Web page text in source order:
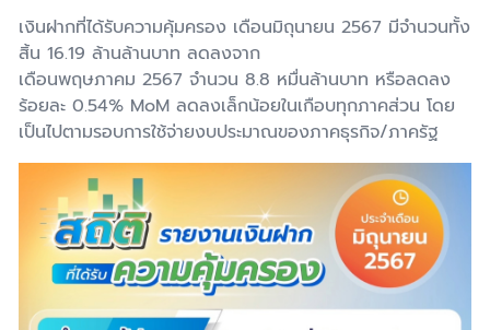
เงินฝากที่ได้รับความคุ้มครอง เดือนมิถุนายน 2567 มีจำนวนทั้ง
สิ้น 16.19 ล้านล้านบาท ลดลงจาก
เดือนพฤษภาคม 2567 จำนวน 8.8 หมื่นล้านบาท หรือลดลง
ร้อยละ 0.54% MoM ลดลงเล็กน้อยในเกือบทุกภาคส่วน โดย
เป็นไปตามรอบการใช้จ่ายงบประมาณของภาคธุรกิจ/ภาครัฐ